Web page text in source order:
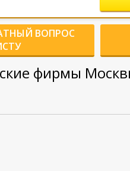
ВОПРОС
фирмы